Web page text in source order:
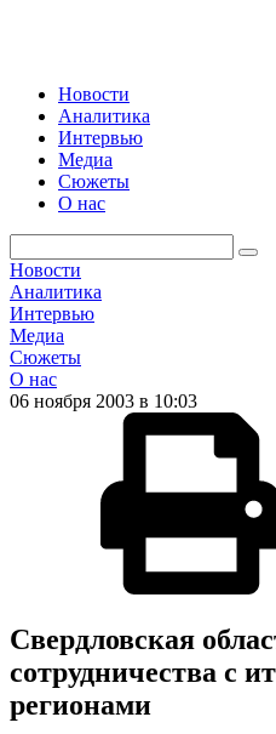
Новости
Аналитика
Интервью
Медиа
Сюжеты
О нас
Новости
Аналитика
Интервью
Медиа
Сюжеты
О нас
06 ноября 2003 в 10:03
Свердловская
сотрудничества с
регионами